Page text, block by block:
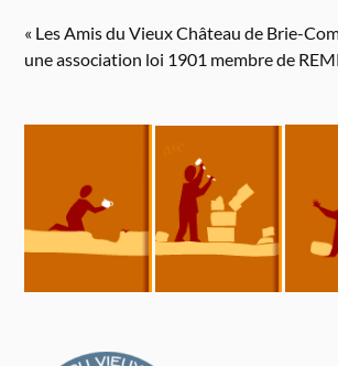
« Les Amis du Vieux Château de Brie-
une association loi 1901 membre de